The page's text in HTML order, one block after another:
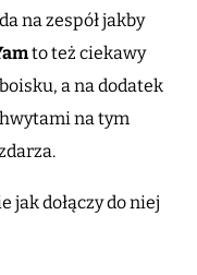
na zespół jakby
to też ciekawy
a na dodatek
na tym
jak dołączy do niej